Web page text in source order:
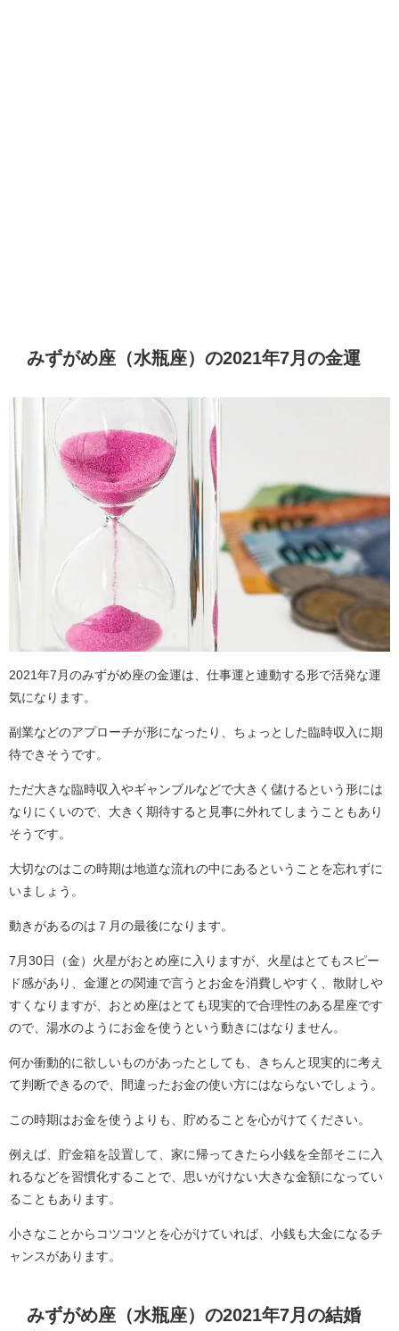
みずがめ座（水瓶座）の2021年7月の金運
2021年7月のみずがめ座の金運は、仕事運と連動する形で活発な運
気になります。
副業などのアプローチが形になったり、ちょっとした臨時収入に期
待できそうです。
ただ大きな臨時収入やギャンブルなどで大きく儲けるという形には
なりにくいので、大きく期待すると見事に外れてしまうこともあり
そうです。
大切なのはこの時期は地道な流れの中にあるということを忘れずに
いましょう。
動きがあるのは７月の最後になります。
7月30日（金）火星がおとめ座に入りますが、火星はとてもスピー
ド感があり、金運との関連で言うとお金を消費しやすく、散財しや
すくなりますが、おとめ座はとても現実的で合理性のある星座です
ので、湯水のようにお金を使うという動きにはなりません。
何か衝動的に欲しいものがあったとしても、きちんと現実的に考え
て判断できるので、間違ったお金の使い方にはならないでしょう。
この時期はお金を使うよりも、貯めることを心がけてください。
例えば、貯金箱を設置して、家に帰ってきたら小銭を全部そこに入
れるなどを習慣化することで、思いがけない大きな金額になってい
ることもあります。
小さなことからコツコツとを心がけていれば、小銭も大金になるチ
ャンスがあります。
みずがめ座（水瓶座）の2021年7月の結婚